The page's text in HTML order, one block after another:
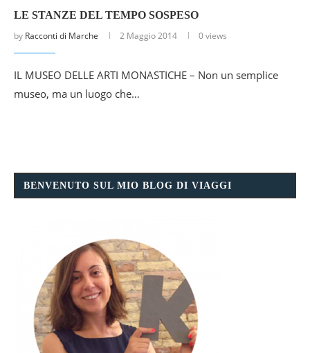
LE STANZE DEL TEMPO SOSPESO
by Racconti di Marche 2 Maggio 2014 0 views
IL MUSEO DELLE ARTI MONASTICHE – Non un semplice
museo, ma un luogo che…
BENVENUTO SUL MIO BLOG DI VIAGGI